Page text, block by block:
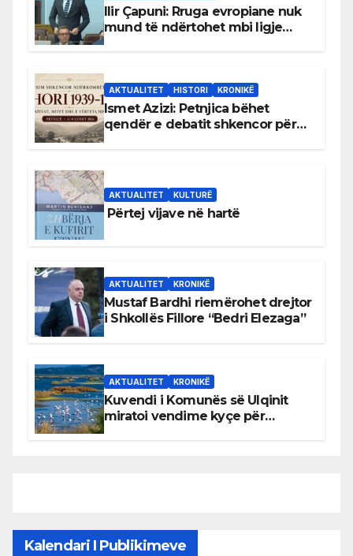
Ilir Çapuni: Rruga evropiane nuk
mund të ndërtohet mbi ligje
AKTUALITET HISTORI KRONIKË
Ismet Azizi: Petnjica bëhet
qendër e debatit shkencor për
AKTUALITET KULTURË
Përtej vijave në hartë
AKTUALITET KRONIKË
Mustaf Bardhi riemërohet drejtor
i Shkollës Fillore “Bedri Elezaga”
AKTUALITET KRONIKË
Kuvendi i Komunës së Ulqinit
miratoi vendime kyçe për
Kalendari I Publikimeve